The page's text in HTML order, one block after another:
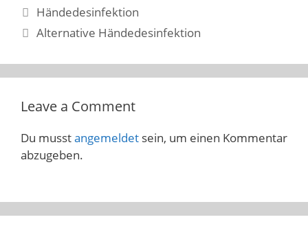
Händedesinfektion
Alternative Händedesinfektion
Leave a Comment
Du musstangemeldet sein, um einen Kommentar
abzugeben.